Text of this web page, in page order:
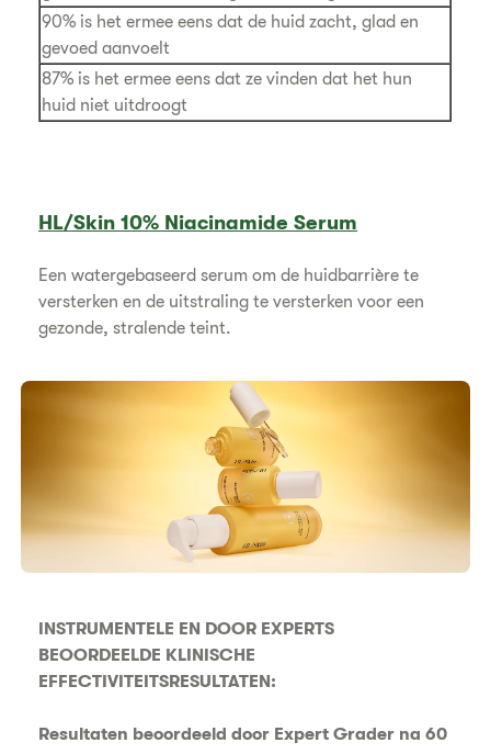
90% is het ermee eens dat de huid zacht, glad en
gevoed aanvoelt
87% is het ermee eens dat ze vinden dat het hun
huid niet uitdroogt
HL/Skin 10% Niacinamide Serum
Een watergebaseerd serum om de huidbarrière te
versterken en de uitstraling te versterken voor een
gezonde, stralende teint.
INSTRUMENTELE EN DOOR EXPERTS
BEOORDEELDE KLINISCHE
EFFECTIVITEITSRESULTATEN:
Resultaten beoordeeld door Expert Grader na 60